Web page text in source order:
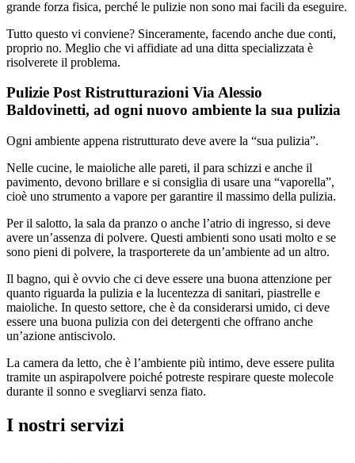
grande forza fisica, perché le pulizie non sono mai facili da eseguire.
Tutto questo vi conviene? Sinceramente, facendo anche due conti,
proprio no. Meglio che vi affidiate ad una ditta specializzata è
risolverete il problema.
Pulizie Post Ristrutturazioni Via Alessio
Baldovinetti, ad ogni nuovo ambiente la sua pulizia
Ogni ambiente appena ristrutturato deve avere la “sua pulizia”.
Nelle cucine, le maioliche alle pareti, il para schizzi e anche il
pavimento, devono brillare e si consiglia di usare una “vaporella”,
cioè uno strumento a vapore per garantire il massimo della pulizia.
Per il salotto, la sala da pranzo o anche l’atrio di ingresso, si deve
avere un’assenza di polvere. Questi ambienti sono usati molto e se
sono pieni di polvere, la trasporterete da un’ambiente ad un altro.
Il bagno, qui è ovvio che ci deve essere una buona attenzione per
quanto riguarda la pulizia e la lucentezza di sanitari, piastrelle e
maioliche. In questo settore, che è da considerarsi umido, ci deve
essere una buona pulizia con dei detergenti che offrano anche
un’azione antiscivolo.
La camera da letto, che è l’ambiente più intimo, deve essere pulita
tramite un aspirapolvere poiché potreste respirare queste molecole
durante il sonno e svegliarvi senza fiato.
I nostri servizi